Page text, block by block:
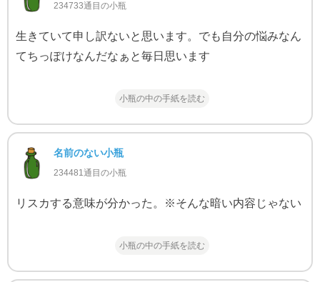
234733通目の小瓶
生きていて申し訳ないと思います。でも自分の悩みなん
てちっぽけなんだなぁと毎日思います
小瓶の中の手紙を読む
名前のない小瓶
234481通目の小瓶
リスカする意味が分かった。※そんな暗い内容じゃない
小瓶の中の手紙を読む